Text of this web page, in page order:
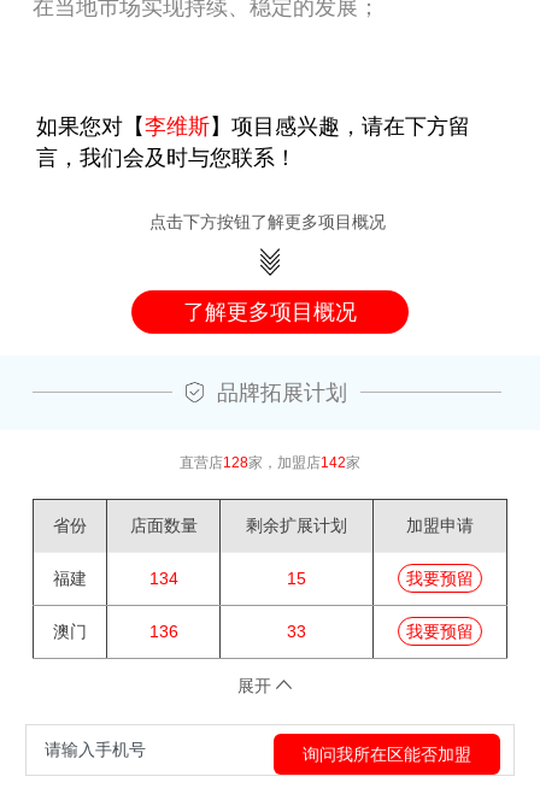
在当地市场实现持续、稳定的发展；
如果您对【李维斯】项目感兴趣，请在下方留
言，我们会及时与您联系！
点击下方按钮了解更多项目概况
了解更多项目概况
品牌拓展计划
直营店128家，加盟店142家
省份 店面数量 剩余扩展计划 加盟申请
福建 134 15 我要预留
澳门 136 33 我要预留
展开